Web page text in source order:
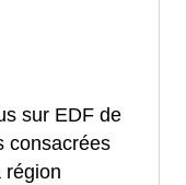
sur EDF de
consacrées
région